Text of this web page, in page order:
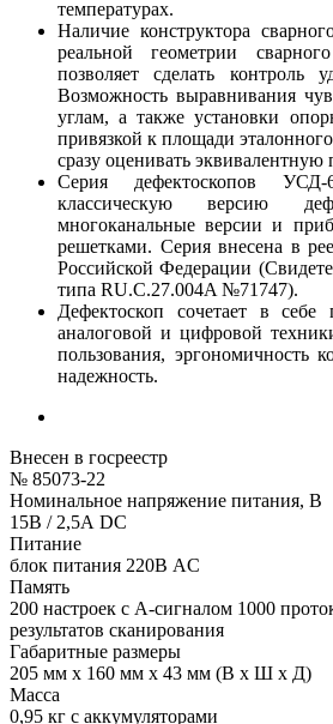
температурах.
Наличие конструктора
реальной геометрии
позволяет сделать контроль
Возможность выравнивания
углам, а также установки
привязкой к площади
сразу оценивать эквивалентную
Серия дефектоскопов
классическую версию
многоканальные версии и
решетками. Серия внесена в
Российской Федерации
типа RU.C.27.004A №71747).
Дефектоскоп сочетает в себе
аналоговой и цифровой
пользования, эргономичность
надежность.
Внесен в госреестр
№ 85073-22
Номинальное напряжение питания, В
15В / 2,5А DC
Питание
блок питания 220В AC
Память
200 настроек с А-сигналом 1000
результатов сканирования
Габаритные размеры
205 мм x 160 мм x 43 мм (В x Ш x Д)
Масса
0,95 кг с аккумуляторами